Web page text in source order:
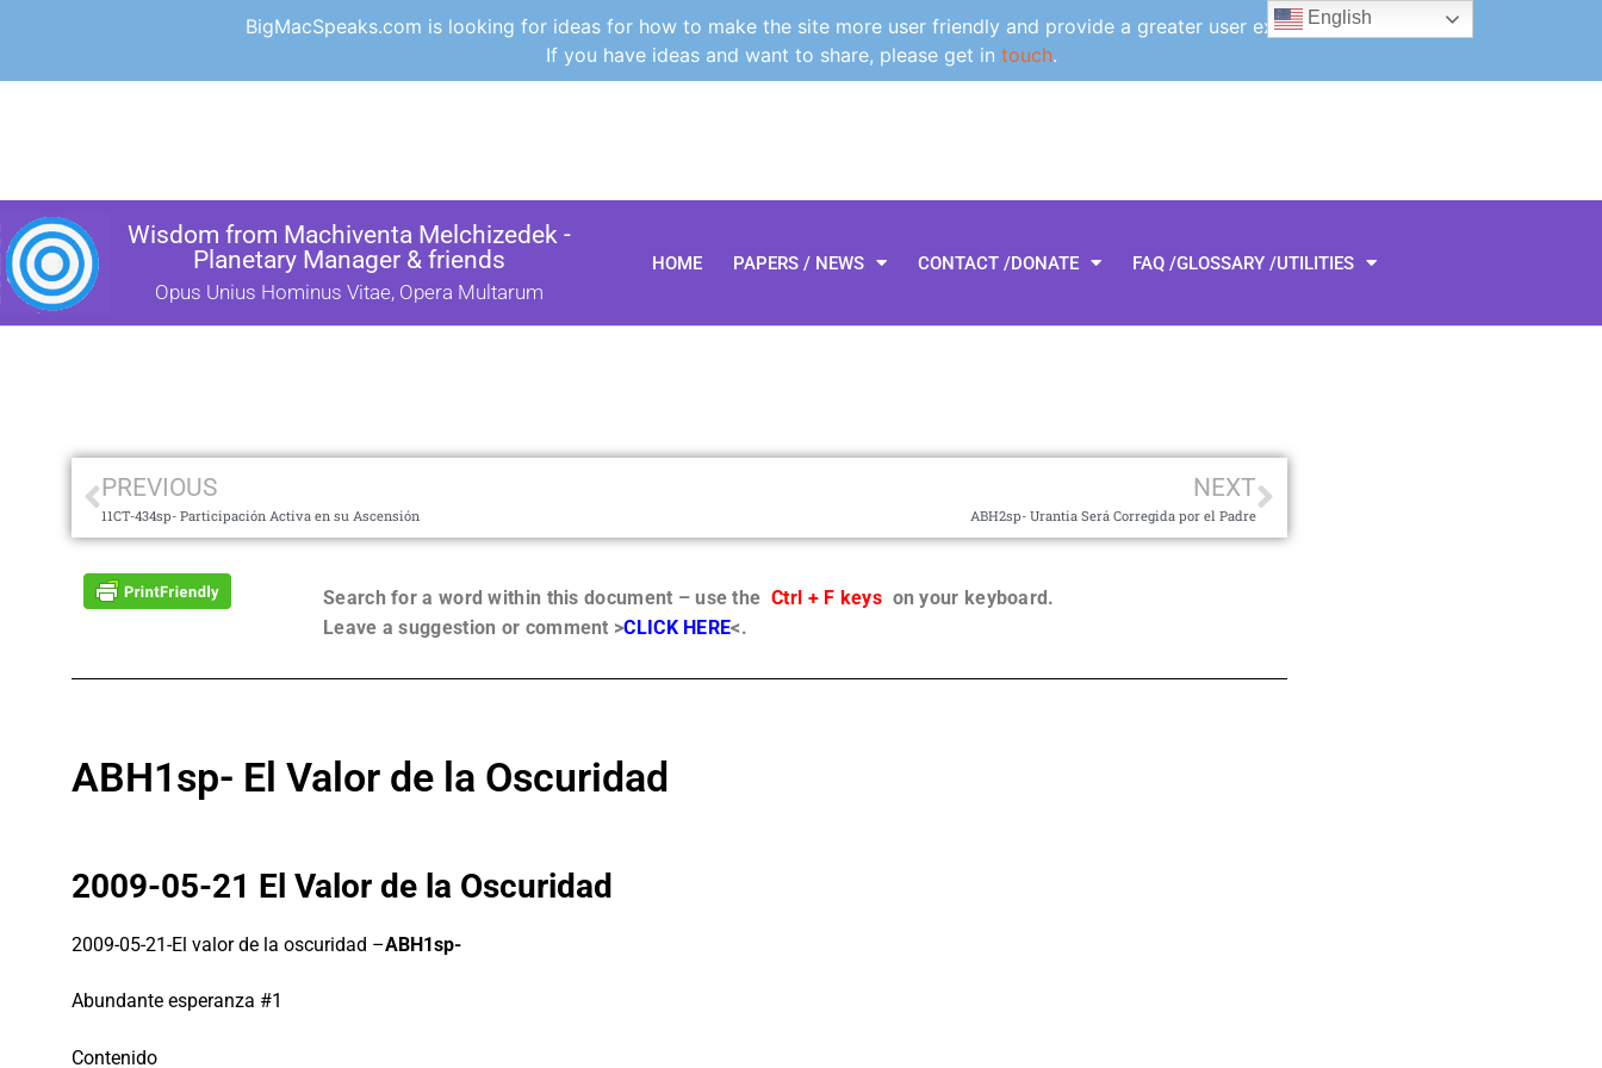
BigMacSpeaks.com is looking for ideas for how to make the site more user friendly and provide a greater user experience.
If you have ideas and want to share, please get in touch.
Wisdom from Machiventa Melchizedek -
Planetary Manager & friends
Opus Unius Hominus Vitae, Opera Multarum
HOME PAPERS / NEWS CONTACT /DONATE FAQ /GLOSSARY /UTILITIES
PREVIOUS
11CT-434sp- Participación Activa en su Ascensión
NEXT
ABH2sp- Urantia Será Corregida por el Padre
Search for a word within this document – use the Ctrl + F keyson your keyboard.
Leave a suggestion or comment >CLICK HERE<.
ABH1sp- El Valor de la Oscuridad
2009-05-21 El Valor de la Oscuridad
2009-05-21-El valor de la oscuridad –ABH1sp-
Abundante esperanza #1
Contenido
English